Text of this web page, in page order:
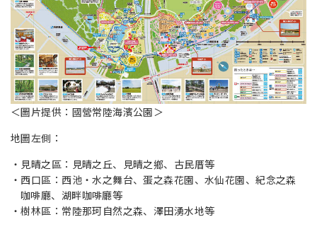
＜圖片提供：國營常陸海濱公園＞
地圖左側：
見晴之區：見晴之丘、見晴之鄉、古民厝等
西口區：西池・水之舞台、蛋之森花園、水仙花園、紀念之森
咖啡廳、湖畔咖啡廳等
樹林區：常陸那珂自然之森、澤田湧水地等